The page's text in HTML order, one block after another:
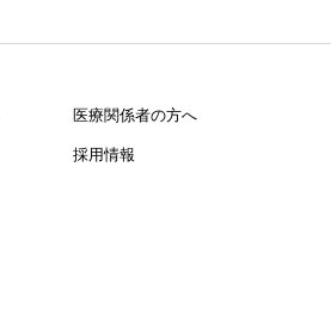
医療関係者の方へ
採用情報